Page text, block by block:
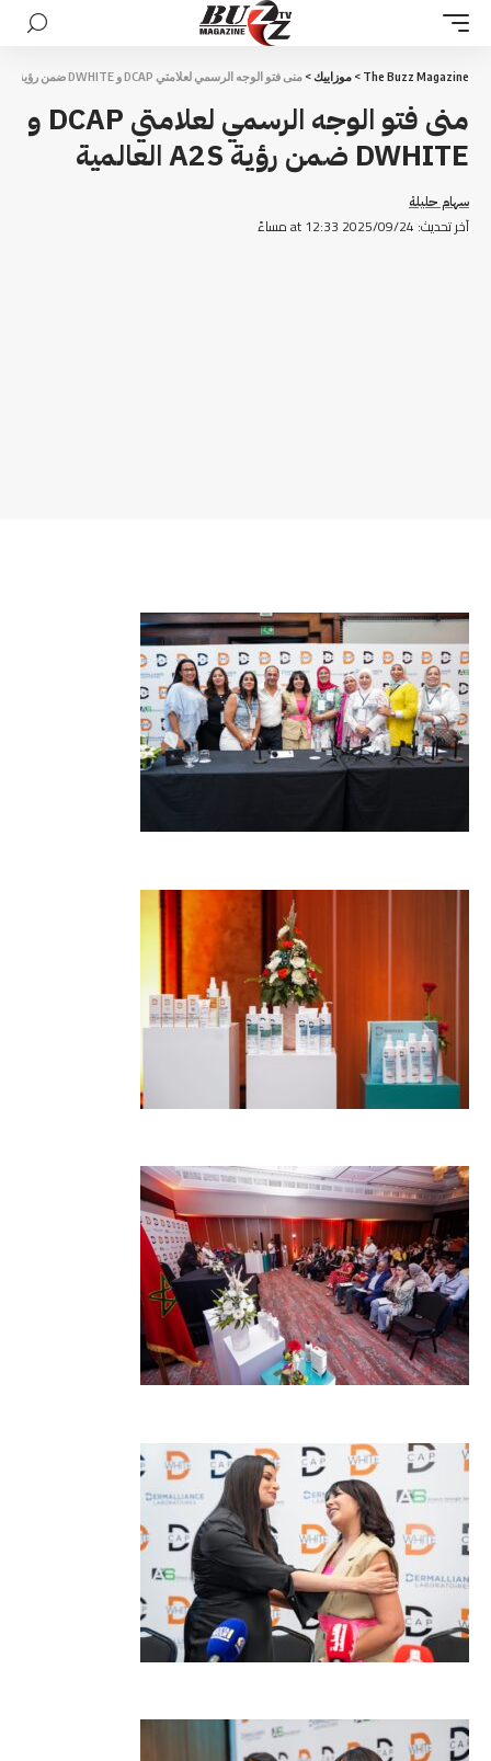
The Buzz Magazine
> موزاييك> منى فتو الوجه الرسمي لعلامتي DCAP و DWHITE ضمن رؤية A2S العالمية
منى فتو الوجه الرسمي لعلامتي DCAP و
DWHITE ضمن رؤية A2S العالمية
آخر تحديث: 2025/09/24 at 12:33 مساءً
سهام حليلة